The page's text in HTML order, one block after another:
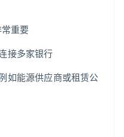
重要
接多家银行
如能源供应商或租赁公